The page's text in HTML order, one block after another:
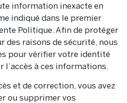
information inexacte en
indiqué dans le premier
Politique. Afin de protéger
des raisons de sécurité, nous
pour vérifier votre identité
l’accès à ces informations.
et de correction, vous avez
ou supprimer vos